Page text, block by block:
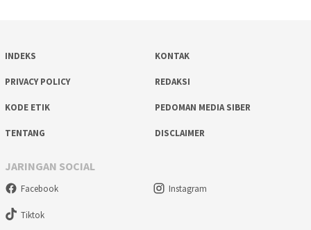
INDEKS KONTAK
PRIVACY POLICY REDAKSI
KODE ETIK PEDOMAN MEDIA SIBER
TENTANG DISCLAIMER
JARINGAN SOCIAL
Facebook Instagram
Tiktok